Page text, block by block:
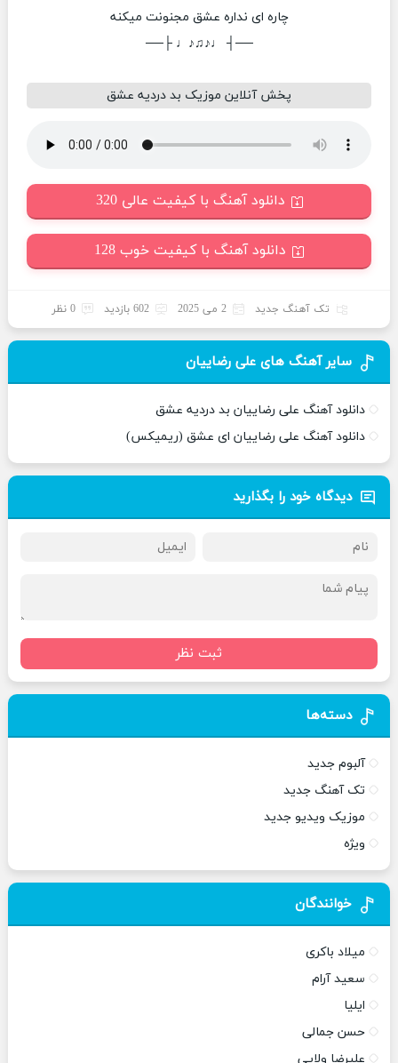
چاره ای نداره عشق مجنونت میکنه
──┤ ♩♪♫♪♩ ├──
پخش آنلاین موزیک بد دردیه عشق
دانلود آهنگ با کیفیت عالی 320
دانلود آهنگ با کیفیت خوب 128
تک آهنگ جدید 2 می 2025 602 بازدید 0 نظر
سایر آهنگ های علی رضاییان
دانلود آهنگ علی رضاییان بد دردیه عشق
دانلود آهنگ علی رضاییان ای عشق (ریمیکس)
دیدگاه خود را بگذارید
ثبت نظر
دسته‌ها
آلبوم جدید
تک آهنگ جدید
موزیک ویدیو جدید
ویژه
خوانندگان
میلاد باکری
سعید آرام
ایلیا
حسن جمالی
علیرضا ولایی